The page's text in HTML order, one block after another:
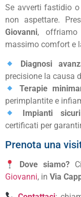
Se avverti fastidio
non aspettare.
Giovanni, offriamo
massimo comfort e
Diagnosi
precisione la causa
Terapie
perimplantite e
Impianti
certificati per
Prenota una
Dove siamo?
Giovanni, in Via